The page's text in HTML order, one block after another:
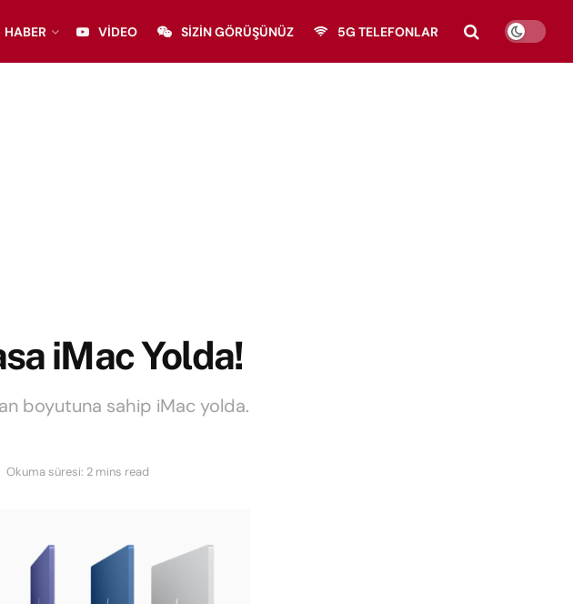
HABER VIDEO SIZIN GÖRÜŞÜNÜZ 5G TELEFONLAR
iMac Yolda!
boyutuna sahip iMac yolda.
Okuma süresi: 2 mins read